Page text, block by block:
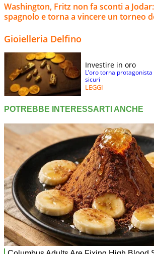
Washington, Fritz non fa sconti a
spagnolo e torna a vincere un torneo
Gioielleria Delfino
Investire in oro
L’oro torna
sicuri
LEGGI